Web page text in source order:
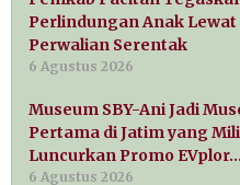
Perlindungan Anak
Perwalian Serentak
6 Agustus 2026
Museum SBY-Ani Jadi
Pertama di Jatim yang
Luncurkan Promo EVplor…
6 Agustus 2026